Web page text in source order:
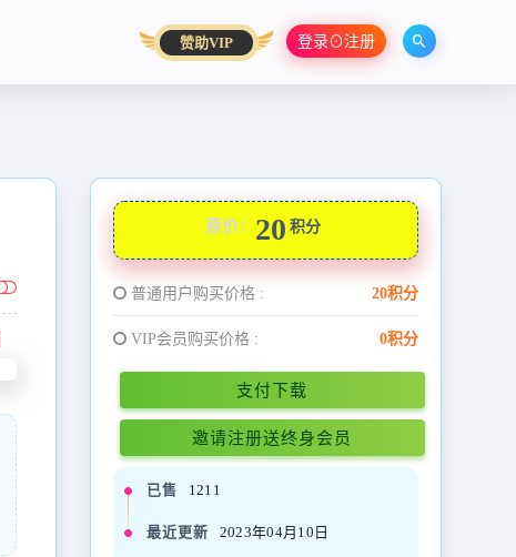
赞助VIP 登录⊙注册
原价： 20 积分
普通用户购买价格 : 20积分
VIP会员购买价格 : 0积分
支付下载
邀请注册送终身会员
已售 1211
最近更新 2023年04月10日